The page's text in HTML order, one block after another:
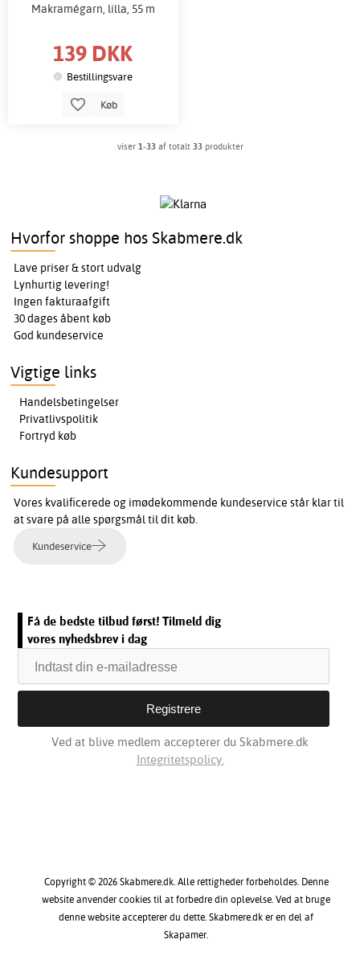
Makramégarn, lilla, 55 m
139 DKK
Bestillingsvare
Køb
viser 1-33af totalt 33produkter
Hvorfor shoppe hos Skabmere.dk
Lave priser & stort udvalg
Lynhurtig levering!
Ingen fakturaafgift
30 dages åbent køb
God kundeservice
Vigtige links
Handelsbetingelser
Privatlivspolitik
Fortryd køb
Kundesupport
Vores kvalificerede og imødekommende kundeservice står klar til
at svare på alle spørgsmål til dit køb.
Kundeservice
Få de bedste tilbud først! Tilmeld dig
vores nyhedsbrev i dag
Ved at blive medlem accepterer du Skabmere.dk
Integritetspolicy.
Copyright © 2026 Skabmere.dk. Alle rettigheder forbeholdes. Denne
website anvender cookies til at forbedre din oplevelse. Ved at bruge
denne website accepterer du dette. Skabmere.dk er en del af
Skapamer.